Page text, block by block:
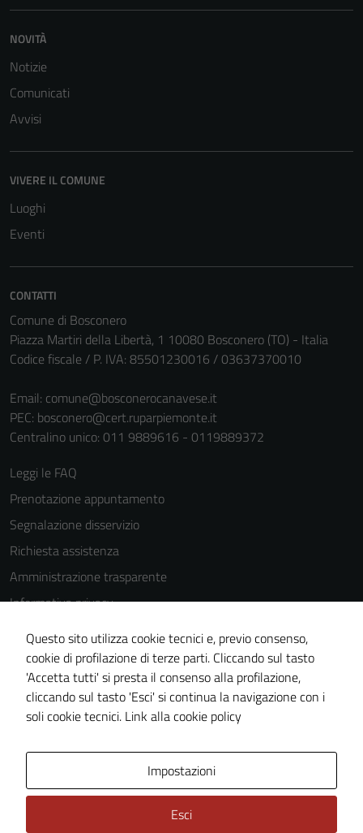
NOVITÀ
Notizie
Comunicati
Avvisi
VIVERE IL COMUNE
Luoghi
Eventi
CONTATTI
Comune di Bosconero
Piazza Martiri della Libertà, 1 10080 Bosconero (TO) - Italia
Codice fiscale / P. IVA: 85501230016 / 03637370010
Email: comune@bosconerocanavese.it
PEC: bosconero@cert.ruparpiemonte.it
Centralino unico: 011 9889616 - 0119889372
Leggi le FAQ
Prenotazione appuntamento
Segnalazione disservizio
Richiesta assistenza
Amministrazione trasparente
Informativa privacy
Cookie Policy
Note legali
Dichiarazione di accessibilità
Piano di miglioramento del sito
Questo sito utilizza cookie tecnici e, previo consenso,
cookie di profilazione di terze parti. Cliccando sul tasto
'Accetta tutti' si presta il consenso alla profilazione,
cliccando sul tasto 'Esci' si continua la navigazione con i
soli cookie tecnici. Link alla cookie policy
Impostazioni
Esci
possono
essere
disabilitati.
Questi cookie
non raccolgono
personali.